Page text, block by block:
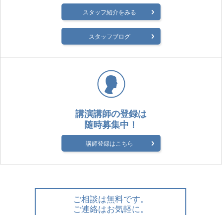
スタッフ紹介をみる
スタッフブログ
講演講師の登録は
随時募集中！
講師登録はこちら
ご相談は無料です。
ご連絡はお気軽に。